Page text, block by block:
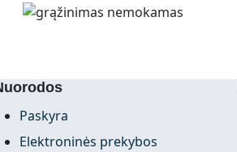
Paskyra
Elektroninės prekybos